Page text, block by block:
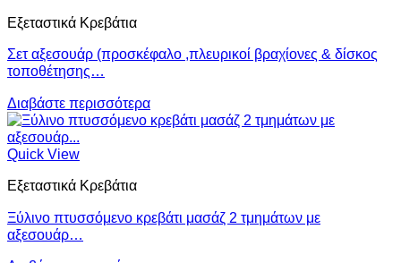
Εξεταστικά Κρεβάτια
Σετ αξεσουάρ (προσκέφαλο ,πλευρικοί βραχίονες & δίσκος
τοποθέτησης…
Διαβάστε περισσότερα
Quick View
Εξεταστικά Κρεβάτια
Ξύλινο πτυσσόμενο κρεβάτι μασάζ 2 τμημάτων με
αξεσουάρ…